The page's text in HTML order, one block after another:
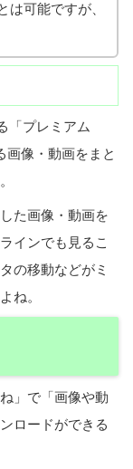
は可能ですが、
「プレミアム
画像・動画をまと
た画像・動画を
インでも見るこ
の移動などがミ
ね。
」で「画像や動
ロードができる